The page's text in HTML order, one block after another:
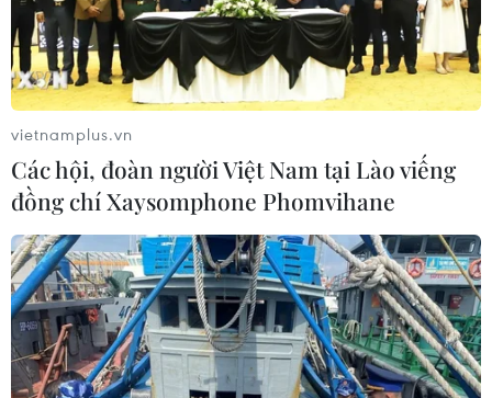
Soạn thảo bộ quy tắc ứng xử với
nghệ sỹ Việt, từ thiện phải minh bạch
vietnamplus.vn
Các hội, đoàn người Việt Nam tại Lào viếng
đồng chí Xaysomphone Phomvihane